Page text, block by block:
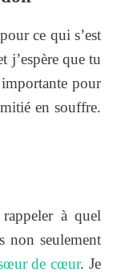
ce qui s’est
j’espère que tu
pour
en souffre.
à quel
non seulement
de cœur. Je